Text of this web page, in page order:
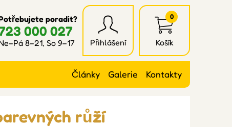
poradit?
000 027
8–21, So 9–17 Přihlášení
0
Košík
Články Galerie Kontakty
růží